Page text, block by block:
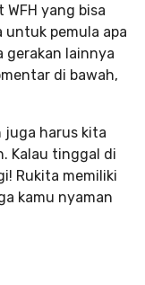
yang bisa
untuk pemula apa
gerakan lainnya
di bawah,
juga harus kita
Kalau tinggal di
Rukita memiliki
kamu nyaman